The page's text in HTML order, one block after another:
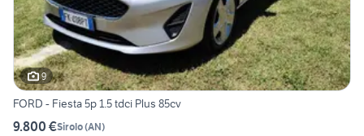
9
FORD - Fiesta 5p 1.5 tdci Plus 85cv
9.800 €Sirolo(AN)